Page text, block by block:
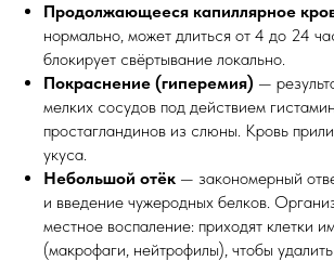
Продолжающееся капиллярное
нормально, может длиться от 4 до 24
блокирует свёртывание локально.
Покраснение (гиперемия) —
мелких сосудов под действием
простагландинов из слюны. Кровь
укуса.
Небольшой отёк — закономерный
и введение чужеродных белков.
местное воспаление: приходят клетки
(макрофаги, нейтрофилы), чтобы